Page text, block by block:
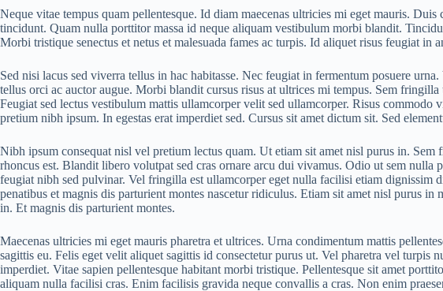
Neque vitae tempus quam pellentesque. Id diam maecenas ultricies mi eget mauris.
tincidunt. Quam nulla porttitor massa id neque aliquam vestibulum morbi blandit.
Morbi tristique senectus et netus et malesuada fames ac turpis. Id aliquet risus feugiat
Sed nisi lacus sed viverra tellus in hac habitasse. Nec feugiat in fermentum posuere
tellus orci ac auctor augue. Morbi blandit cursus risus at ultrices mi tempus. Sem
Feugiat sed lectus vestibulum mattis ullamcorper velit sed ullamcorper. Risus
pretium nibh ipsum. In egestas erat imperdiet sed. Cursus sit amet dictum sit. Sed
Nibh ipsum consequat nisl vel pretium lectus quam. Ut etiam sit amet nisl purus in.
rhoncus est. Blandit libero volutpat sed cras ornare arcu dui vivamus. Odio ut sem
feugiat nibh sed pulvinar. Vel fringilla est ullamcorper eget nulla facilisi etiam dignissim
penatibus et magnis dis parturient montes nascetur ridiculus. Etiam sit amet nisl purus
in. Et magnis dis parturient montes.
Maecenas ultricies mi eget mauris pharetra et ultrices. Urna condimentum mattis
sagittis eu. Felis eget velit aliquet sagittis id consectetur purus ut. Vel pharetra vel turpis
imperdiet. Vitae sapien pellentesque habitant morbi tristique. Pellentesque sit amet
aliquam nulla facilisi cras. Enim facilisis gravida neque convallis a cras. Non enim